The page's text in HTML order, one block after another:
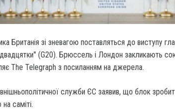
Британія зі зневагою поставляться до виступу
(G20). Брюссель і Лондон закликають
The Telegraph з посиланням на джерела.
служби ЄС заявив, що блок
саміті.